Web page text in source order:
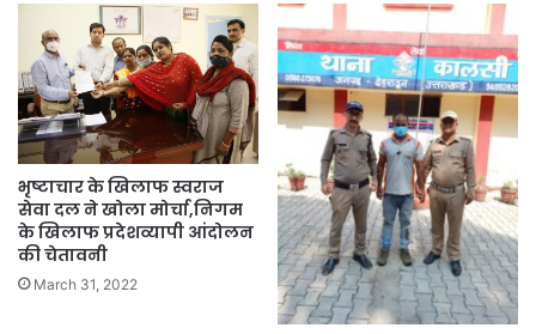
भृष्टाचार के खिलाफ स्वराज
सेवा दल ने खोला मोर्चा,निगम
के खिलाफ प्रदेशव्यापी आंदोलन
की चेतावनी
March 31, 2022